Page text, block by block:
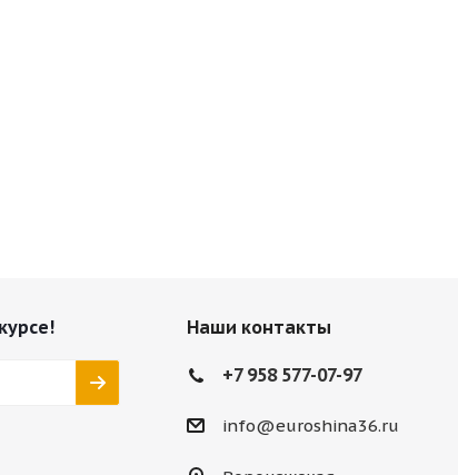
Наши контакты
+7 958 577-07-97
info@euroshina36.ru